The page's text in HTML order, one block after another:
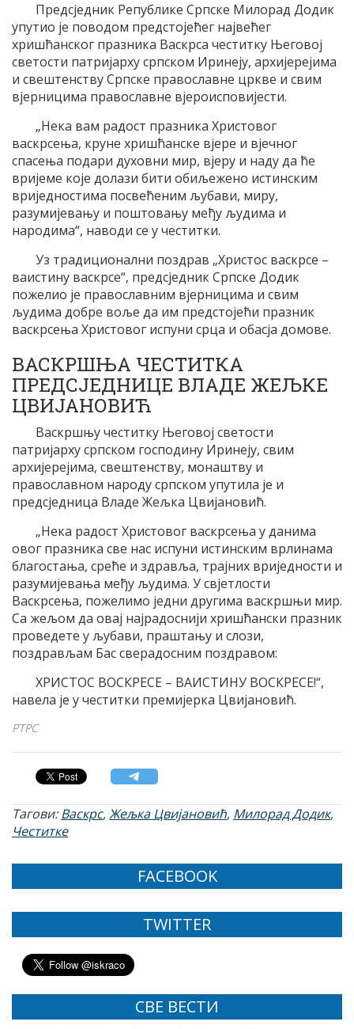
Предсједник Републике Српске Милорад Додик
упутио је поводом предстојећег највећег
хришћанског празника Васкрса честитку Његовој
светости патријарху српском Иринеју, архијерејима
и свештенству Српске православне цркве и свим
вјерницима православне вјероисповијести.
„Нека вам радост празника Христовог
васкрсења, круне хришћанске вјере и вјечног
спасења подари духовни мир, вјеру и наду да ће
вријеме које долази бити обиљежено истинским
вриједностима посвећеним љубави, миру,
разумијевању и поштовању међу људима и
народима“, наводи се у честитки.
Уз традиционални поздрав „Христос васкрсе –
ваистину васкрсе“, предсједник Српске Додик
пожелио је православним вјерницима и свим
људима добре воље да им предстојећи празник
васкрсења Христовог испуни срца и обасја домове.
ВАСКРШЊА ЧЕСТИТКА
ПРЕДСЈЕДНИЦЕ ВЛАДЕ ЖЕЉКЕ
ЦВИЈАНОВИЋ
Васкршњу честитку Његовој светости
патријарху српском господину Иринеју, свим
архијерејима, свештенству, монаштву и
православном народу српском упутила је и
предсједница Владе Жељка Цвијановић.
„Нека радост Христовог васкрсења у данима
овог празника све нас испуни истинским врлинама
благостања, среће и здравља, трајних вриједности и
разумијевања међу људима. У свјетлости
Васкрсења, пожелимо једни другима васкршњи мир.
Са жељом да овај најрадоснији хришћански празник
проведете у љубави, праштању и слози,
поздрављам Бас сверадосним поздравом:
ХРИСТОС ВОСКРЕСЕ – ВАИСТИНУ ВОСКРЕСЕ!“,
навела је у честитки премијерка Цвијановић.
РТРС
Тагови:Васкрс,Жељка Цвијановић, Милорад Додик,
Честитке
FACEBOOK
TWITTER
СВЕ ВЕСТИ